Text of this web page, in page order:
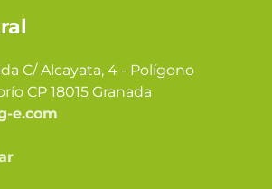
C/ Alcayata, 4 - Polígono
CP 18015 Granada
e.com